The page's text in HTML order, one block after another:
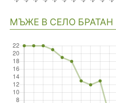
МЪЖЕ В СЕЛО БРАТАН